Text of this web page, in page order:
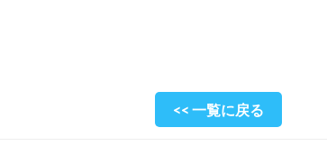
<< 一覧に戻る